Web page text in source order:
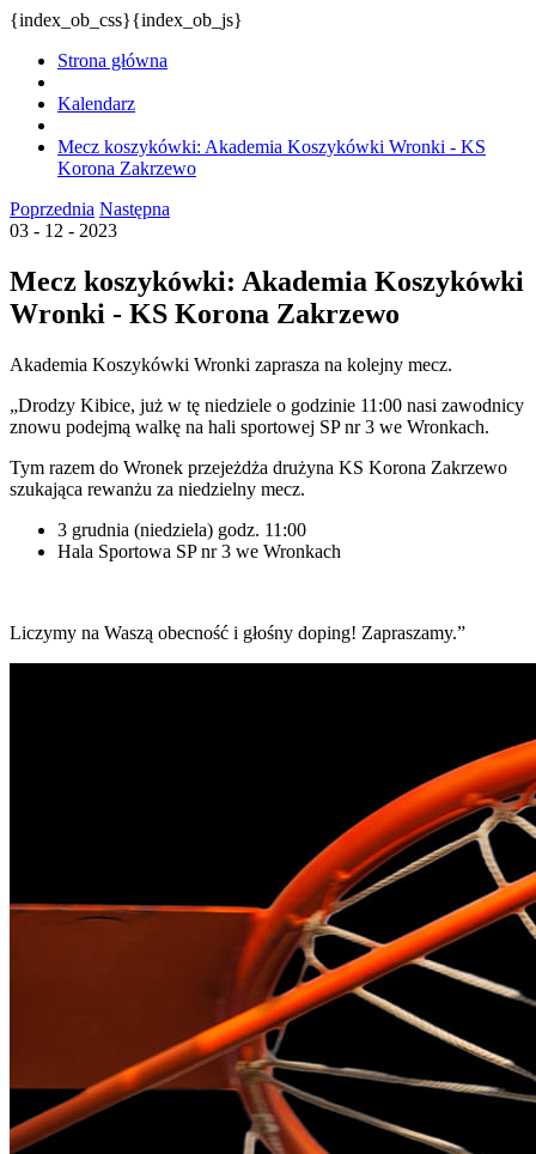
{index_ob_css}{index_ob_js}
Strona główna
Kalendarz
Mecz koszykówki: Akademia Koszykówki Wronki - KS
Korona Zakrzewo
Poprzednia Następna
03 - 12 - 2023
Mecz koszykówki: Akademia Koszykówki
Wronki - KS Korona Zakrzewo
Akademia Koszykówki Wronki zaprasza na kolejny mecz.
„Drodzy Kibice, już w tę niedziele o godzinie 11:00 nasi zawodnicy
znowu podejmą walkę na hali sportowej SP nr 3 we Wronkach.
Tym razem do Wronek przejeżdża drużyna KS Korona Zakrzewo
szukająca rewanżu za niedzielny mecz.
3 grudnia (niedziela) godz. 11:00
Hala Sportowa SP nr 3 we Wronkach
Liczymy na Waszą obecność i głośny doping! Zapraszamy.”